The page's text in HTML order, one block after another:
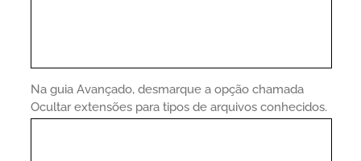
Na guia Avançado, desmarque a opção chamada
Ocultar extensões para tipos de arquivos conhecidos.